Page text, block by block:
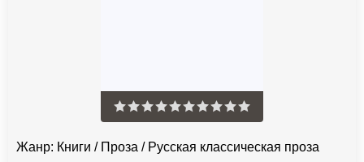
Жанр: Книги / Проза / Русская классическая проза